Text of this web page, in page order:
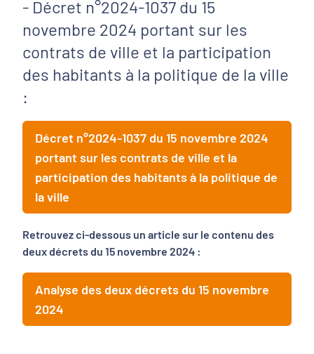
- Décret n°2024-1037 du 15
novembre 2024 portant sur les
contrats de ville et la participation
des habitants à la politique de la ville
:
Décret n°2024-1037 du 15 novembre 2024
portant sur les contrats de ville et la
participation des habitants à la politique de
la ville
Retrouvez ci-dessous un article sur le contenu des
deux décrets du 15 novembre 2024 :
Analyse des deux décrets du 15 novembre
2024